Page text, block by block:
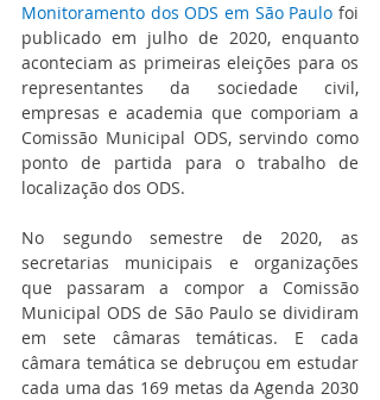
Monitoramento dos ODS em São Paulo foi
publicado em julho de 2020, enquanto
aconteciam as primeiras eleições para os
representantes da sociedade civil,
empresas e academia que comporiam a
Comissão Municipal ODS, servindo como
ponto de partida para o trabalho de
localização dos ODS.
No segundo semestre de 2020, as
secretarias municipais e organizações
que passaram a compor a Comissão
Municipal ODS de São Paulo se dividiram
em sete câmaras temáticas. E cada
câmara temática se debruçou em estudar
cada uma das 169 metas da Agenda 2030